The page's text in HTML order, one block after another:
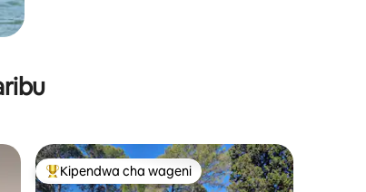
Kipendwa maarufu cha wageni
Kipendwa cha wageni